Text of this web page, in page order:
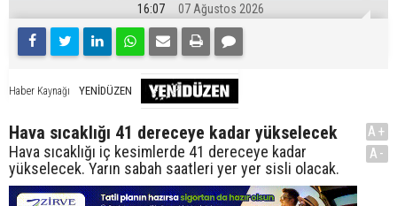
16:07 07 Ağustos 2026
Haber Kaynağı YENİDÜZEN
Hava sıcaklığı 41 dereceye kadar yükselecek
Hava sıcaklığı iç kesimlerde 41 dereceye kadar
yükselecek. Yarın sabah saatleri yer yer sisli olacak.
A+
A-